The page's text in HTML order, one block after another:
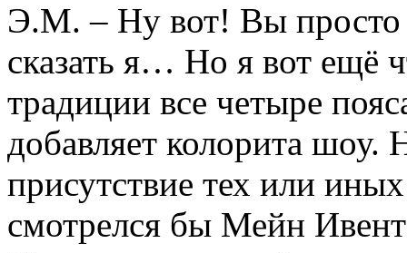
Э.М. – Ну вот! Вы просто
сказать я… Но я вот ещё
традиции все четыре
добавляет колорита шоу.
присутствие тех или
смотрелся бы Мейн Ивент